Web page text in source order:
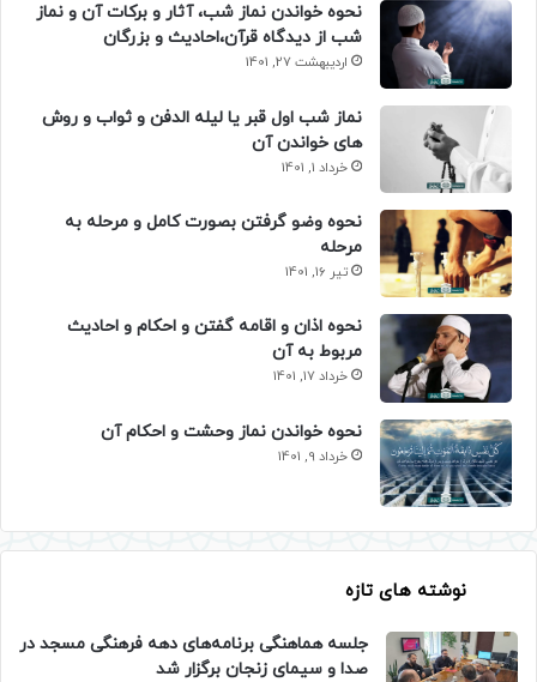
نحوه خواندن نماز شب، آثار و برکات آن و نماز
شب از دیدگاه قرآن،احادیث و بزرگان
اردیبهشت 27, 1401
نماز شب اول قبر یا لیله الدفن و ثواب و روش
های خواندن آن
خرداد 1, 1401
نحوه وضو گرفتن بصورت کامل و مرحله به
مرحله
تیر 16, 1401
نحوه اذان و اقامه گفتن و احکام و احادیث
مربوط به آن
خرداد 17, 1401
نحوه خواندن نماز وحشت و احکام آن
خرداد 9, 1401
نوشته های تازه
جلسه هماهنگی برنامه‌های دهه فرهنگی مسجد در
صدا و سیمای زنجان برگزار شد